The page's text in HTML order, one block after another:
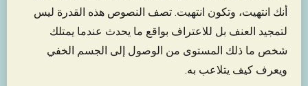
أنك انتهيت، وتكون انتهيت. تصف النصوص هذه القدرة ليس
لتمجيد العنف بل للاعتراف بواقع ما يحدث عندما يمتلك
شخص ما ذلك المستوى من الوصول إلى الجسم الخفي
ويعرف كيف يتلاعب به.